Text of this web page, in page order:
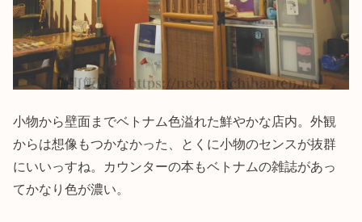
小物から壁面までベトナム色溢れた鮮やかな店内。外観
からは想像もつかなかった、とくに小物のセンスが抜群
にいいっすね。カウンターの本もベトナムの雑誌があっ
てかなり色が濃い。